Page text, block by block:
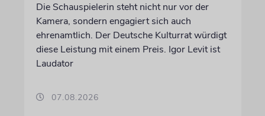
Die Schauspielerin steht nicht nur vor der
Kamera, sondern engagiert sich auch
ehrenamtlich. Der Deutsche Kulturrat würdigt
diese Leistung mit einem Preis. Igor Levit ist
Laudator
07.08.2026